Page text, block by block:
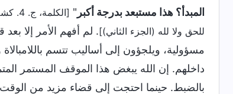
المبدأ؟ هذا مستبعد بدرجة أكبر "
للحق ولا لله (الجزء الثاني)]. لم أفهم الأمر إلا
مسؤولية، ويلجؤون إلى أساليب تتسم
داخلهم. إن الله يبغض هذا الموقف المستمر
بالضبط. حينما احتجت إلى قضاء مزيد من الوقت